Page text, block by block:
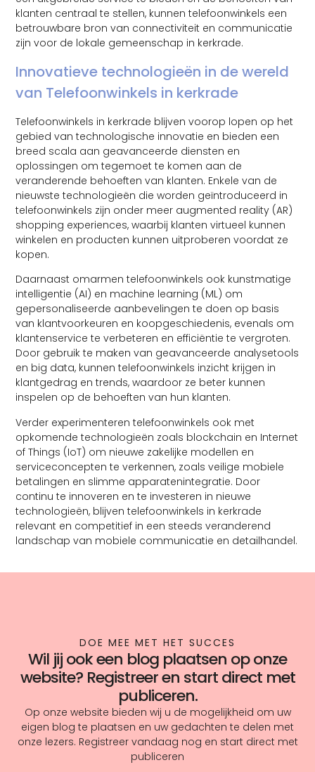
klanten centraal te stellen, kunnen telefoonwinkels een
betrouwbare bron van connectiviteit en communicatie
zijn voor de lokale gemeenschap in kerkrade.
Innovatieve technologieën in de wereld
van Telefoonwinkels in kerkrade
Telefoonwinkels in kerkrade blijven voorop lopen op het
gebied van technologische innovatie en bieden een
breed scala aan geavanceerde diensten en
oplossingen om tegemoet te komen aan de
veranderende behoeften van klanten. Enkele van de
nieuwste technologieën die worden geïntroduceerd in
telefoonwinkels zijn onder meer augmented reality (AR)
shopping experiences, waarbij klanten virtueel kunnen
winkelen en producten kunnen uitproberen voordat ze
kopen.
Daarnaast omarmen telefoonwinkels ook kunstmatige
intelligentie (AI) en machine learning (ML) om
gepersonaliseerde aanbevelingen te doen op basis
van klantvoorkeuren en koopgeschiedenis, evenals om
klantenservice te verbeteren en efficiëntie te vergroten.
Door gebruik te maken van geavanceerde analysetools
en big data, kunnen telefoonwinkels inzicht krijgen in
klantgedrag en trends, waardoor ze beter kunnen
inspelen op de behoeften van hun klanten.
Verder experimenteren telefoonwinkels ook met
opkomende technologieën zoals blockchain en Internet
of Things (IoT) om nieuwe zakelijke modellen en
serviceconcepten te verkennen, zoals veilige mobiele
betalingen en slimme apparatenintegratie. Door
continu te innoveren en te investeren in nieuwe
technologieën, blijven telefoonwinkels in kerkrade
relevant en competitief in een steeds veranderend
landschap van mobiele communicatie en detailhandel.
DOE MEE MET HET SUCCES
Wil jij ook een blog plaatsen op onze
website? Registreer en start direct met
publiceren.
Op onze website bieden wij u de mogelijkheid om uw
eigen blog te plaatsen en uw gedachten te delen met
onze lezers. Registreer vandaag nog en start direct met
publiceren